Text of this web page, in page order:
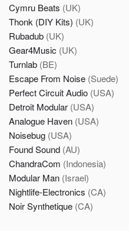
Cymru Beats (UK)
Thonk (DIY Kits) (UK)
Rubadub (UK)
Gear4Music (UK)
Turnlab (BE)
Escape From Noise (Suede)
Perfect Circuit Audio (USA)
Detroit Modular (USA)
Analogue Haven (USA)
Noisebug (USA)
Found Sound (AU)
ChandraCom (Indonesia)
Modular Man (Israel)
Nightlife-Electronics (CA)
Noir Synthetique (CA)